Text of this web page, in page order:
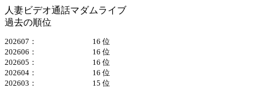
人妻ビデオ通話マダムライブ
過去の順位
202607：
16 位
202606：
16 位
202605：
16 位
202604：
16 位
202603：
15 位